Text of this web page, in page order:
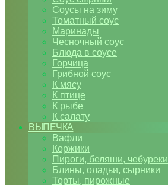
Соусы на зиму
Томатный соус
Маринады
Чесночный соус
Блюда в соусе
Горчица
Грибной соус
К мясу
К птице
К рыбе
К салату
ВЫПЕЧКА
Вафли
Коржики
Пироги, беляши, чебуреки
Блины, оладьи, сырники
Торты, пирожные